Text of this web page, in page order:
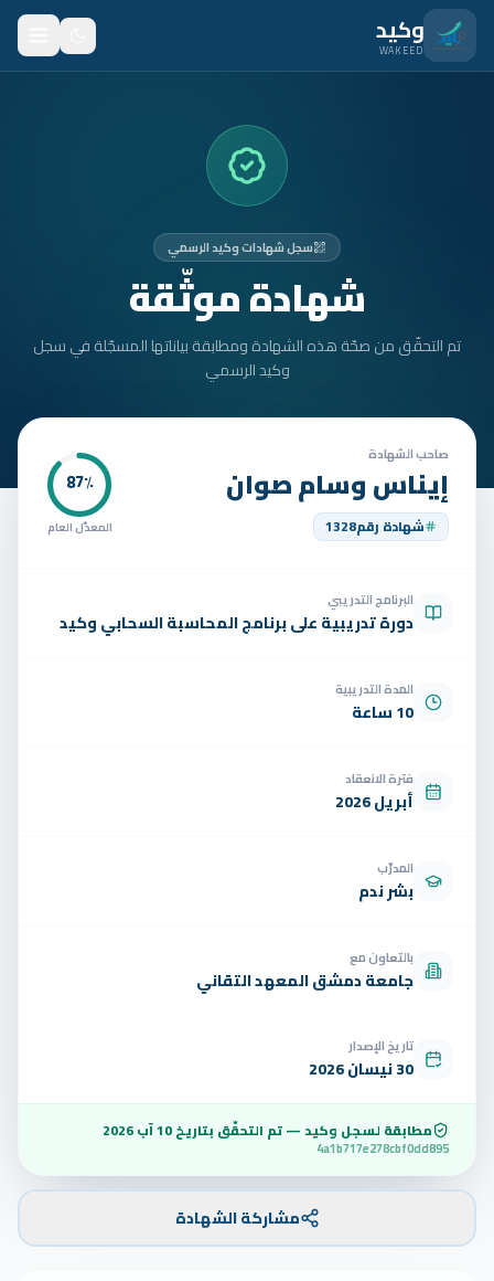
انتقل للمحتوى الرئيسي
وكيد
WAKEED
المتدربون
الأمان
تواصل
الوظائف
سجل شهادات وكيد الرسمي
شهادة موثّقة
تم التحقّق من صحّة هذه الشهادة ومطابقة بياناتها المسجّلة في سجل
وكيد الرسمي
صاحب الشهادة
إيناس وسام صوان
شهادة رقم1328
87٪
المعدّل العام
البرنامج التدريبي
دورة تدريبية على برنامج المحاسبة السحابي وكيد
المدة التدريبية
10 ساعة
فترة الانعقاد
أبريل 2026
المدرّب
بشر ندم
بالتعاون مع
جامعة دمشق المعهد التقاني
تاريخ الإصدار
30 نيسان 2026
مطابقة لسجل وكيد — تم التحقّق بتاريخ10 آب 2026
4a1b717e278cbf0dd895
مشاركة الشهادة